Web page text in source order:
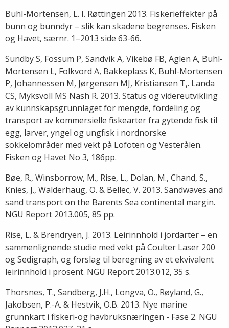
Buhl-Mortensen, L. I. Røttingen 2013. Fiskerieffekter på
bunn og bunndyr – slik kan skadene begrenses. Fisken
og Havet, særnr. 1–2013 side 63-66.
Sundby S, Fossum P, Sandvik A, Vikebø FB, Aglen A, Buhl-
Mortensen L, Folkvord A, Bakkeplass K, Buhl-Mortensen
P, Johannessen M, Jørgensen MJ, Kristiansen T,. Landa
CS, Myksvoll MS Nash R. 2013. Status og videreutvikling
av kunnskapsgrunnlaget for mengde, fordeling og
transport av kommersielle fiskearter fra gytende fisk til
egg, larver, yngel og ungfisk i nordnorske
sokkelområder med vekt på Lofoten og Vesterålen.
Fisken og Havet No 3, 186pp.
Bøe, R., Winsborrow, M., Rise, L., Dolan, M., Chand, S.,
Knies, J., Walderhaug, O. & Bellec, V. 2013. Sandwaves and
sand transport on the Barents Sea continental margin.
NGU Report 2013.005, 85 pp.
Rise, L. & Brendryen, J. 2013. Leirinnhold i jordarter – en
sammenlignende studie med vekt på Coulter Laser 200
og Sedigraph, og forslag til beregning av et ekvivalent
leirinnhold i prosent. NGU Report 2013.012, 35 s.
Thorsnes, T., Sandberg, J.H., Longva, O., Røyland, G.,
Jakobsen, P.-A. & Hestvik, O.B. 2013. Nye marine
grunnkart i fiskeri-og havbruksnæringen - Fase 2. NGU